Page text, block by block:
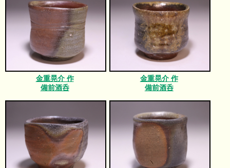
金重晃介 作
備前酒呑
金重晃介 作
備前酒呑